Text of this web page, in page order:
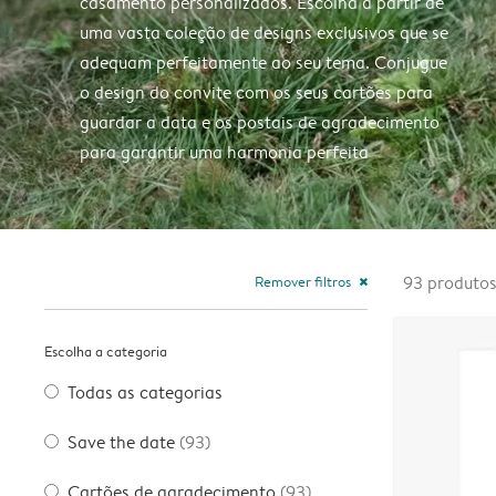
uma vasta coleção de designs exclusivos que se
adequam perfeitamente ao seu tema. Conjugue
o design do convite com os seus cartões para
guardar a data e os postais de agradecimento
para garantir uma harmonia perfeita
Remover filtros close
Escolha a categoria
Todas as categorias
Save the date (93)
93 produtos